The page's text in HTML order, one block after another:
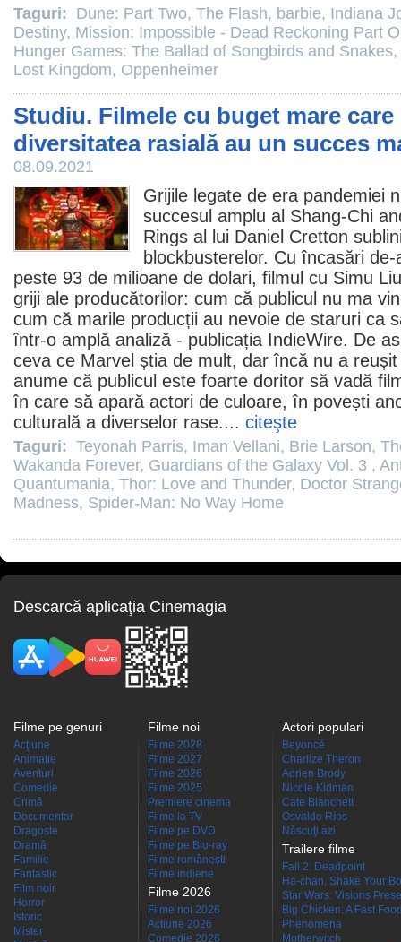
Taguri: Dune: Part Two, The Flash, barbie, Indiana
Destiny, Mission: Impossible - Dead Reckoning Part
Hunger Games: The Ballad of Songbirds and Snakes,
Lost Kingdom, Oppenheimer
Studiu. Filmele cu buget mare
diversitatea rasială au un succes
08.09.2021
Grijile legate de era pandemiei
succesul amplu al Shang-Chi
Rings al lui Daniel Cretton
blockbusterelor. Cu încasări
peste 93 de milioane de dolari, filmul cu Simu Liu
griji ale producătorilor: cum că publicul nu ma
cum că marile producții au nevoie de staruri ca
într-o amplă analiză - publicația IndieWire. De
ceva ce Marvel știa de mult, dar încă nu a
anume că publicul este foarte doritor să vadă
în care să apară actori de culoare, în povești
culturală a diverselor rase.... citeşte
Taguri: Teyonah Parris, Iman Vellani, Brie Larson,
Wakanda Forever, Guardians of the Galaxy Vol. 3 ,
Quantumania, Thor: Love and Thunder, Doctor
Madness, Spider-Man: No Way Home
Descarcă aplicaţia Cinemagia
Filme pe genuri
Acţiune
Animaţie
Aventuri
Comedie
Crimă
Documentar
Dragoste
Dramă
Familie
Fantastic
Film noir
Horror
Istoric
Mister
Filme noi
Filme 2028
Filme 2027
Filme 2026
Filme 2025
Premiere cinema
Filme la TV
Filme pe DVD
Filme pe Blu-ray
Filme româneşti
Filme indiene
Filme 2026
Filme noi 2026
Actiune 2026
Comedie 2026
Actori populari
Beyoncé
Charlize Theron
Adrien Brody
Nicole Kidman
Cate Blanchett
Osvaldo Ríos
Născuţi azi
Trailere filme
Fall 2: Deadpoint
Ha-chan, Shake Your
Star Wars: Visions
Big Chicken: A Fast
Phenomena
Motherwitch